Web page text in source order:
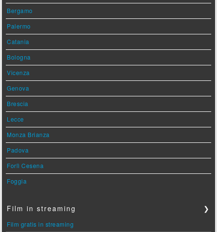
Bergamo
Palermo
Catania
Bologna
Vicenza
Genova
Brescia
Lecce
Monza Brianza
Padova
Forlì Cesena
Foggia
Film in streaming ❯
Film gratis in streaming